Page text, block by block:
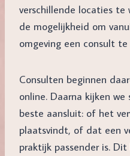
verschillende locaties
de mogelijkheid om
omgeving een consult
Consulten beginnen
online. Daarna kijken
beste aansluit: of het
plaatsvindt, of dat een
praktijk passender is.